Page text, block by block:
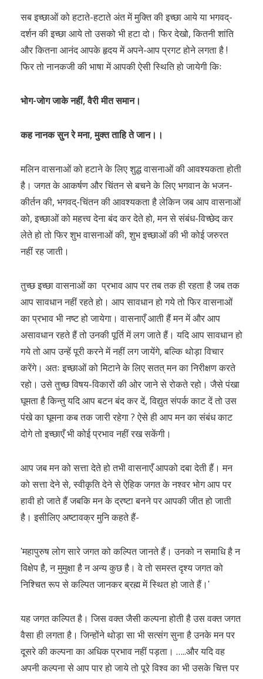
सब इच्छाओं को हटाते-हटाते अंत में मुक्ति की इच्छा आये या भगवद्-
दर्शन की इच्छा आये तो उसको भी हटा दो। फिर देखो, कितनी शांति
और कितना आनंद आपके हृदय में अपने-आप प्रगट होने लगता है !
फिर तो नानकजी की भाषा में आपकी ऐसी स्थिति हो जायेगी किः
भोग-जोग जाके नहीं, वैरी मीत समान।
कह नानक सुन रे मना, मुक्त ताहि ते जान।।
मलिन वासनाओं को हटाने के लिए शुद्ध वासनाओं की आवश्यकता होती
है। जगत के आकर्षण और चिंतन से बचने के लिए भगवान के भजन-
कीर्तन की, भगवद्-चिंतन की आवश्यकता है लेकिन जब आप वासनाओं
को, इच्छाओं को महत्त्व देना बंद कर देते हो, मन से संबंध-विच्छेद कर
लेते हो तो फिर शुभ वासनाओं की, शुभ इच्छाओं की भी कोई जरुरत
नहीं रह जाती।
तुच्छ इच्छा वासनाओं का प्रभाव आप पर तब तक ही रहता है जब तक
आप सावधान नहीं रहते हो। आप सावधान हो गये तो फिर वासनाओं
का प्रभाव भी नष्ट हो जायेगा। वासनाएँ आती हैं मन में और आप
असावधान रहते हैं तो उनकी पूर्ति में लग जाते हैं। यदि आप सावधान हो
गये तो आप उन्हें पूरी करने में नहीं लग जायेंगे, बल्कि थोड़ा विचार
करेंगे। अतः इच्छाओं को मिटाने के लिए सतत् मन का निरीक्षण करते
रहो। उसे तुच्छ विषय-विकारों की ओर जाने से रोकते रहो। जैसे पंखा
घूमता है किन्तु यदि आप बटन बंद कर दें, विद्युत संपर्क काट दें तो उस
पंखे का घूमना कब तक जारी रहेगा ? ऐसे ही आप मन का संबंध काट
दोगे तो इच्छाएँ भी कोई प्रभाव नहीं रख सकेंगी।
आप जब मन को सत्ता देते हो तभी वासनाएँ आपको दबा देती हैं। मन
को सत्ता देने से, स्वीकृति देने से ऐहिक जगत के नश्वर भोग आप पर
हावी हो जाते हैं जबकि मन के द्रष्टा बनने पर आपकी जीत हो जाती
है। इसीलिए अष्टावक्र मुनि कहते हैं-
ʹमहापुरुष लोग सारे जगत को कल्पित जानते हैं। उनको न समाधि है न
विक्षेप है, न मुमुक्षा है न अन्य कुछ है। वे तो समस्त दृश्य जगत को
निश्चित रूप से कल्पित जानकर ब्रह्म में स्थित हो जाते हैं।ʹ
यह जगत कल्पित है। जिस वक्त जैसी कल्पना होती है उस वक्त जगत
वैसा ही लगता है। जिन्होंने थोड़ा सा भी सत्संग सुना है उनके मन पर
दूसरे की कल्पना का अधिक प्रभाव नहीं पड़ता। …..और यदि वह
अपनी कल्पना से आप पार हो जाये तो पूरे विश्व का भी उसके चित्त पर